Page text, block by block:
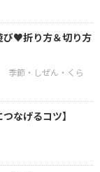
び♥折り方＆切り方
なげるコツ】